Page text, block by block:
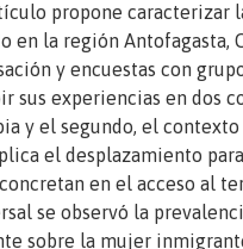
propone caracterizar
en la región Antofagasta,
y encuestas con
sus experiencias en dos
y el segundo, el
el desplazamiento
en el acceso al
se observó la
sobre la mujer